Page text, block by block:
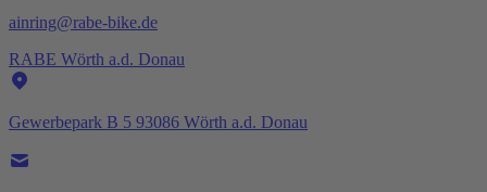
ainring@rabe-bike.de
RABE Wörth a.d. Donau
Gewerbepark B 5 93086 Wörth a.d. Donau